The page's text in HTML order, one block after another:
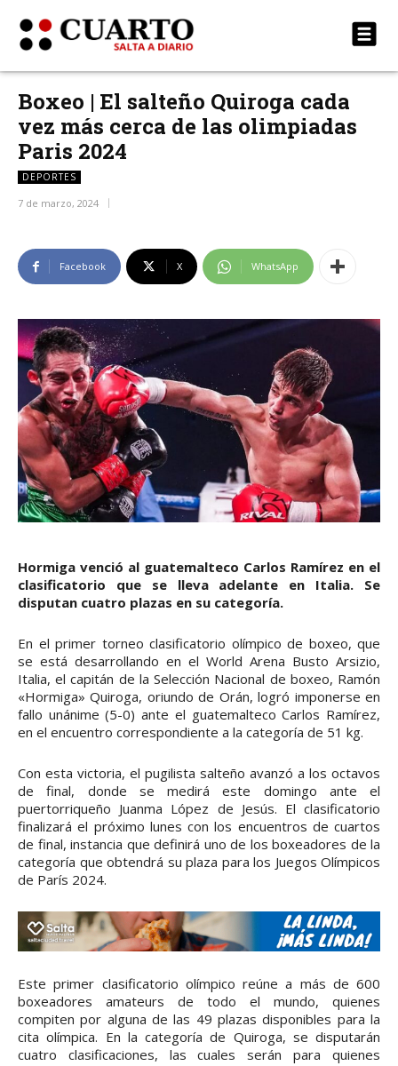
Boxeo | El salteño Quiroga cada
vez más cerca de las olimpiadas
Paris 2024
DEPORTES
7 de marzo, 2024
Facebook X WhatsApp
Hormiga venció al guatemalteco Carlos Ramírez en el
clasificatorio que se lleva adelante en Italia. Se
disputan cuatro plazas en su categoría.
En el primer torneo clasificatorio olímpico de boxeo, que
se está desarrollando en el World Arena Busto Arsizio,
Italia, el capitán de la Selección Nacional de boxeo, Ramón
«Hormiga» Quiroga, oriundo de Orán, logró imponerse en
fallo unánime (5-0) ante el guatemalteco Carlos Ramírez,
en el encuentro correspondiente a la categoría de 51 kg.
Con esta victoria, el pugilista salteño avanzó a los octavos
de final, donde se medirá este domingo ante el
puertorriqueño Juanma López de Jesús. El clasificatorio
finalizará el próximo lunes con los encuentros de cuartos
de final, instancia que definirá uno de los boxeadores de la
categoría que obtendrá su plaza para los Juegos Olímpicos
de París 2024.
Este primer clasificatorio olímpico reúne a más de 600
boxeadores amateurs de todo el mundo, quienes
compiten por alguna de las 49 plazas disponibles para la
cita olímpica. En la categoría de Quiroga, se disputarán
cuatro clasificaciones, las cuales serán para quienes